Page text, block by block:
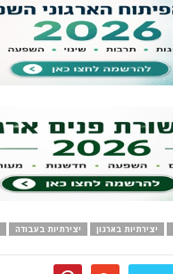
יצירתיות בארגון יצירתיות בעבודה